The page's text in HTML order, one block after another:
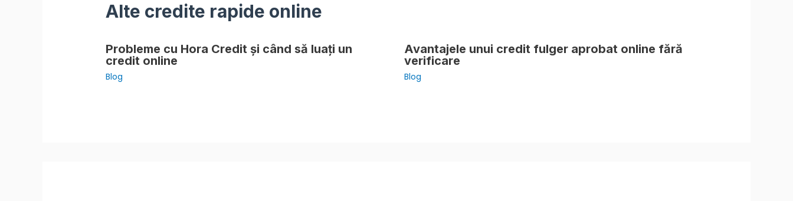
Alte credite rapide online
Probleme cu Hora Credit și când să luați un
credit online
Blog
Avantajele unui credit fulger aprobat online fără
verificare
Blog